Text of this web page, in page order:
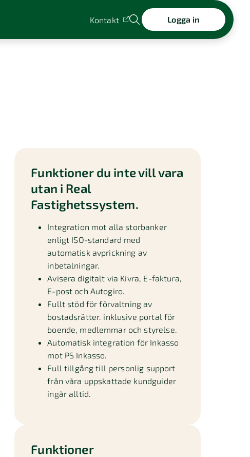
Kontakt Logga in
Funktioner du inte vill vara
utan i Real
Fastighetssystem.
Integration mot alla storbanker
enligt ISO-standard med
automatisk avprickning av
inbetalningar.
Avisera digitalt via Kivra, E-faktura,
E-post och Autogiro.
Fullt stöd för förvaltning av
bostadsrätter. inklusive portal för
boende, medlemmar och styrelse.
Automatisk integration för Inkasso
mot PS Inkasso.
Full tillgång till personlig support
från våra uppskattade kundguider
ingår alltid.
Funktioner